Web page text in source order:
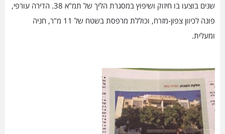
שנים בוצעו בו חיזוק ושיפוץ במסגרת הליך של תמ"א 38. הדירה עורפי,
פונה לכיוון צפון-מזרח, וכוללת מרפסת בשטח של 11 מ"ר, חניה
ומעלית.